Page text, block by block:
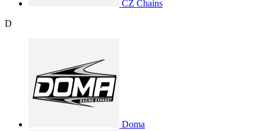
CZ Chains
D
Doma